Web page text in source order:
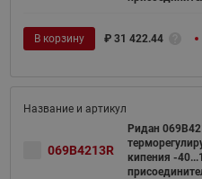
В корзину ₽ 31 422.44
069B4213R
Ридан
кипения -